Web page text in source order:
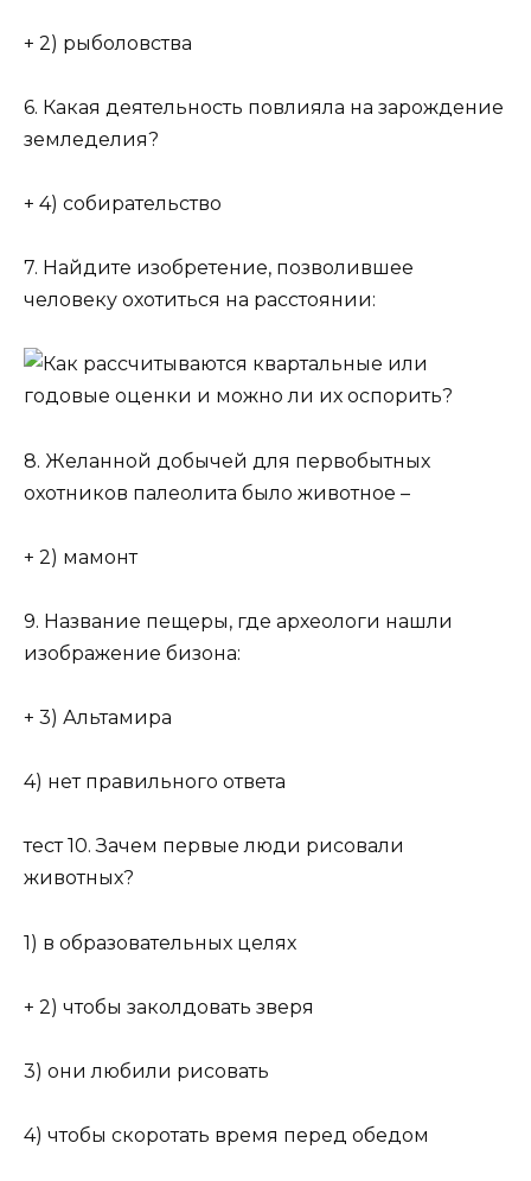
+ 2) рыболовства
6. Какая деятельность повлияла на зарождение
земледелия?
+ 4) собирательство
7. Найдите изобретение, позволившее
человеку охотиться на расстоянии:
8. Желанной добычей для первобытных
охотников палеолита было животное –
+ 2) мамонт
9. Название пещеры, где археологи нашли
изображение бизона:
+ 3) Альтамира
4) нет правильного ответа
тест 10. Зачем первые люди рисовали
животных?
1) в образовательных целях
+ 2) чтобы заколдовать зверя
3) они любили рисовать
4) чтобы скоротать время перед обедом